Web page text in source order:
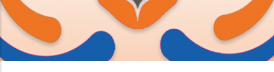
D'Ariane